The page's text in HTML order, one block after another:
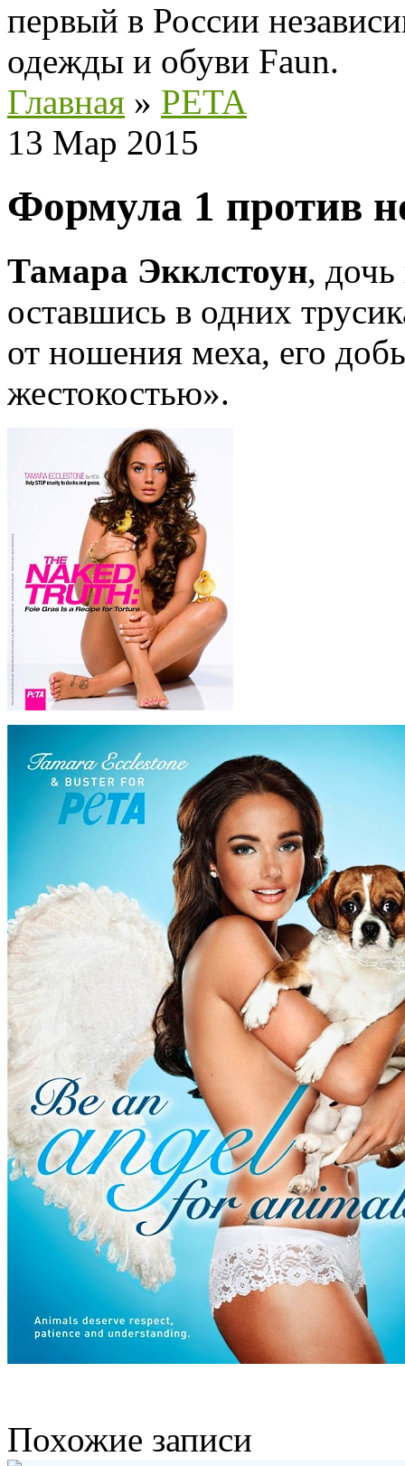
первый в России
одежды и обуви Faun.
Главная » PETA
13 Мар 2015
Формула 1 против
Тамара Экклстоун,
оставшись в одних
от ношения меха, его
жестокостью».
Похожие записи